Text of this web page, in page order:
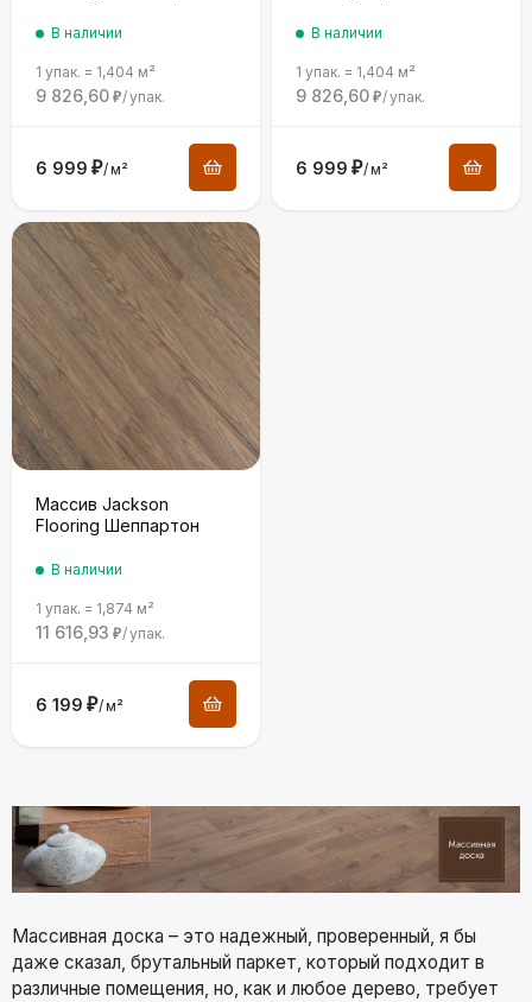
В наличии
1 упак. = 1,404 м²
9 826,60 ₽/упак.
6 999 ₽/м²
В наличии
1 упак. = 1,404 м²
9 826,60 ₽/упак.
6 999 ₽/м²
Массив Jackson
Flooring Шеппартон
В наличии
1 упак. = 1,874 м²
11 616,93 ₽/упак.
6 199 ₽/м²
Массивная доска – это надежный, проверенный, я бы
даже сказал, брутальный паркет, который подходит в
различные помещения, но, как и любое дерево, требует